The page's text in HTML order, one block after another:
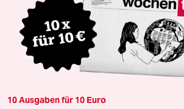
10 Ausgaben für 10 Euro